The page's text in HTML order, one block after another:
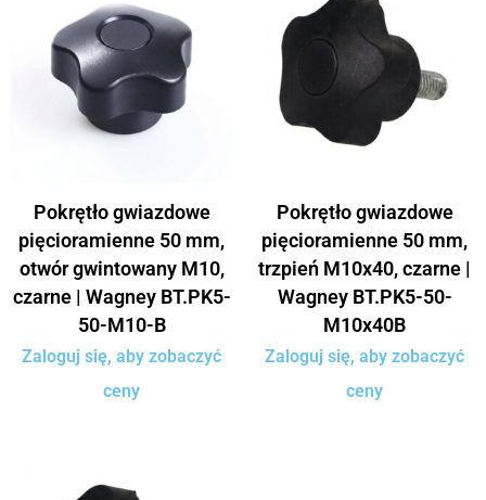
Pokrętło gwiazdowe
pięcioramienne 50 mm,
otwór gwintowany M10,
czarne | Wagney BT.PK5-
50-M10-B
Zaloguj się, aby zobaczyć
ceny
Pokrętło gwiazdowe
pięcioramienne 50 mm,
trzpień M10x40, czarne |
Wagney BT.PK5-50-
M10x40B
Zaloguj się, aby zobaczyć
ceny